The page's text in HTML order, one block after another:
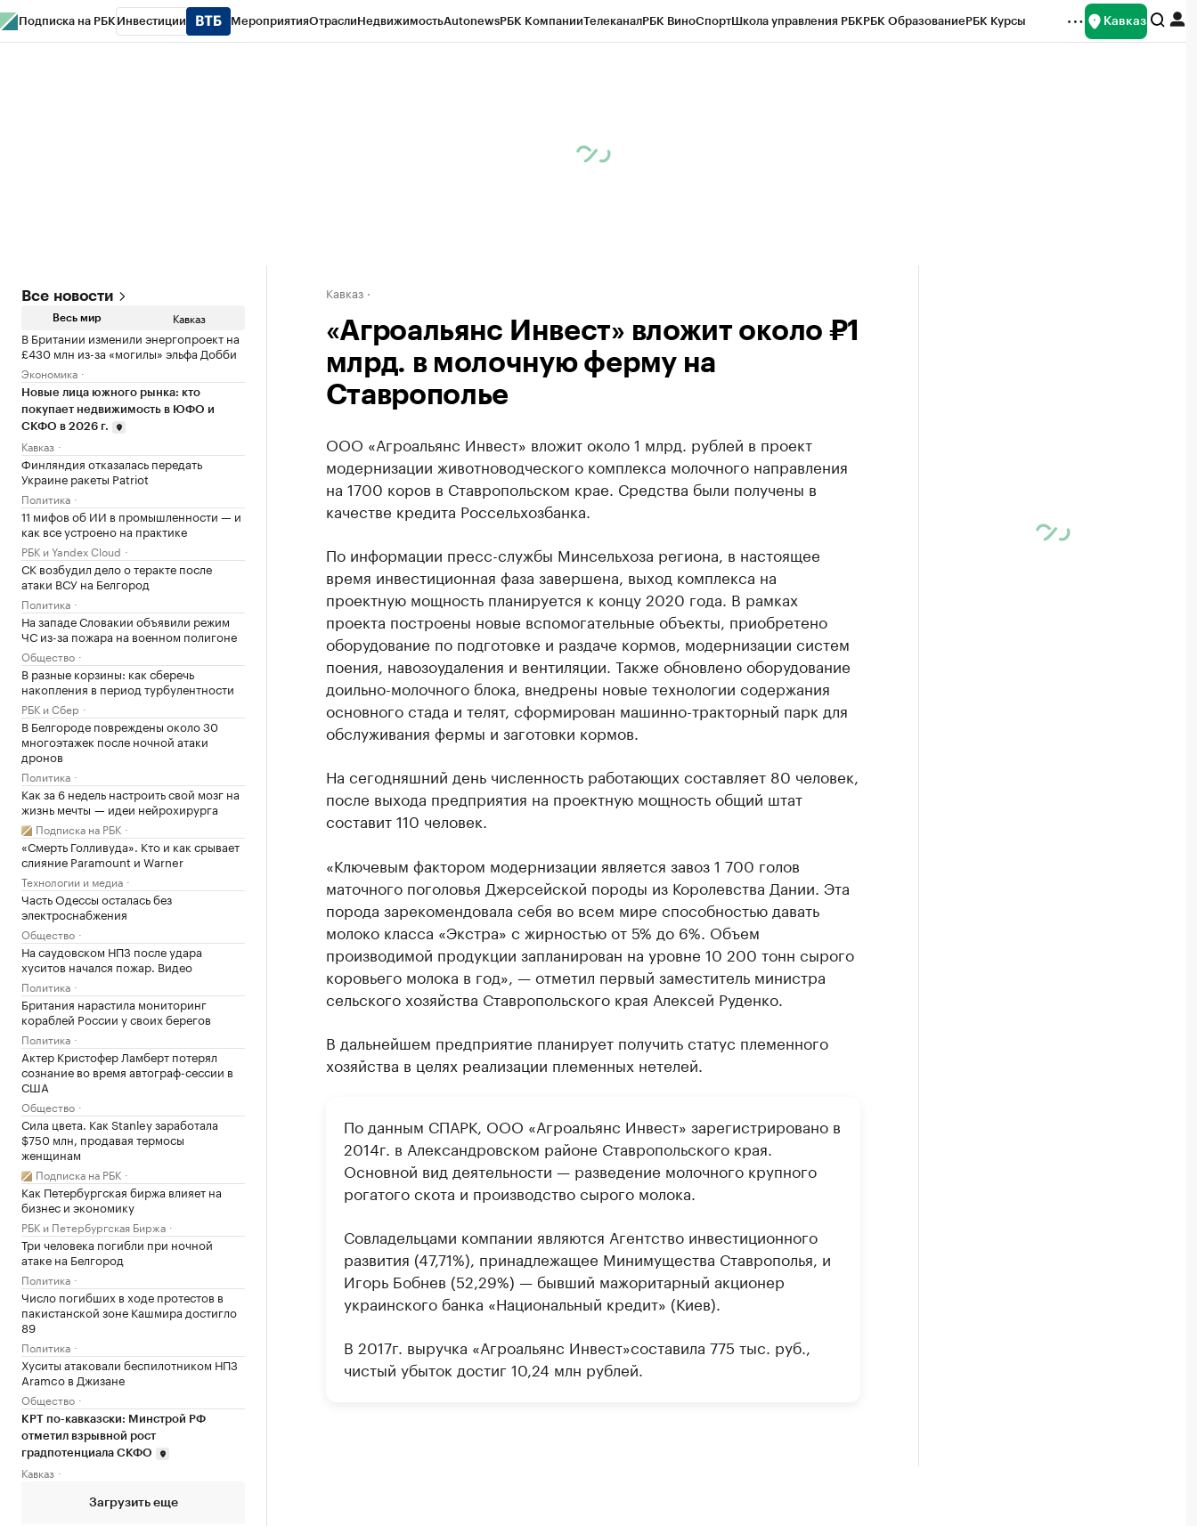
Подписка на РБК Инвестиции МероприятияОтраслиНедвижимостьAutonewsРБК КомпанииТелеканалРБК ВиноСпортШкола управления РБКРБК ОбразованиеРБК Курсы Кавказ
Все новости
Весь мир Кавказ
В Британии изменили энергопроект на
£430 млн из-за «могилы» эльфа Добби
Экономика
Новые лица южного рынка: кто
покупает недвижимость в ЮФО и
СКФО в 2026 г.
Кавказ
Финляндия отказалась передать
Украине ракеты Patriot
Политика
11 мифов об ИИ в промышленности — и
как все устроено на практике
РБК и Yandex Cloud
СК возбудил дело о теракте после
атаки ВСУ на Белгород
Политика
На западе Словакии объявили режим
ЧС из-за пожара на военном полигоне
Общество
В разные корзины: как сберечь
накопления в период турбулентности
РБК и Сбер
В Белгороде повреждены около 30
многоэтажек после ночной атаки
дронов
Политика
Как за 6 недель настроить свой мозг на
жизнь мечты — идеи нейрохирурга
Подписка на РБК
«Смерть Голливуда». Кто и как срывает
слияние Paramount и Warner
Технологии и медиа
Часть Одессы осталась без
электроснабжения
Общество
На саудовском НПЗ после удара
хуситов начался пожар. Видео
Политика
Британия нарастила мониторинг
кораблей России у своих берегов
Политика
Актер Кристофер Ламберт потерял
сознание во время автограф-сессии в
США
Общество
Сила цвета. Как Stanley заработала
$750 млн, продавая термосы
женщинам
Подписка на РБК
Как Петербургская биржа влияет на
бизнес и экономику
РБК и Петербургская Биржа
Три человека погибли при ночной
атаке на Белгород
Политика
Число погибших в ходе протестов в
пакистанской зоне Кашмира достигло
89
Политика
Хуситы атаковали беспилотником НПЗ
Aramco в Джизане
Общество
КРТ по-кавказски: Минстрой РФ
отметил взрывной рост
градпотенциала СКФО
Кавказ
Загрузить еще
Кавказ
«Агроальянс Инвест» вложит около ₽1
млрд. в молочную ферму на
Ставрополье
ООО «Агроальянс Инвест» вложит около 1 млрд. рублей в проект
модернизации животноводческого комплекса молочного направления
на 1700 коров в Ставропольском крае. Средства были получены в
качестве кредита Россельхозбанка.
По информации пресс-службы Минсельхоза региона, в настоящее
время инвестиционная фаза завершена, выход комплекса на
проектную мощность планируется к концу 2020 года. В рамках
проекта построены новые вспомогательные объекты, приобретено
оборудование по подготовке и раздаче кормов, модернизации систем
поения, навозоудаления и вентиляции. Также обновлено оборудование
доильно-молочного блока, внедрены новые технологии содержания
основного стада и телят, сформирован машинно-тракторный парк для
обслуживания фермы и заготовки кормов.
На сегодняшний день численность работающих составляет 80 человек,
после выхода предприятия на проектную мощность общий штат
составит 110 человек.
«Ключевым фактором модернизации является завоз 1 700 голов
маточного поголовья Джерсейской породы из Королевства Дании. Эта
порода зарекомендовала себя во всем мире способностью давать
молоко класса «Экстра» с жирностью от 5% до 6%. Объем
производимой продукции запланирован на уровне 10 200 тонн сырого
коровьего молока в год», — отметил первый заместитель министра
сельского хозяйства Ставропольского края Алексей Руденко.
В дальнейшем предприятие планирует получить статус племенного
хозяйства в целях реализации племенных нетелей.
По данным СПАРК, ООО «Агроальянс Инвест» зарегистрировано в
2014г. в Александровском районе Ставропольского края.
Основной вид деятельности — разведение молочного крупного
рогатого скота и производство сырого молока.
Совладельцами компании являются Агентство инвестиционного
развития (47,71%), принадлежащее Минимущества Ставрополья, и
Игорь Бобнев (52,29%) — бывший мажоритарный акционер
украинского банка «Национальный кредит» (Киев).
В 2017г. выручка «Агроальянс Инвест»составила 775 тыс. руб.,
чистый убыток достиг 10,24 млн рублей.